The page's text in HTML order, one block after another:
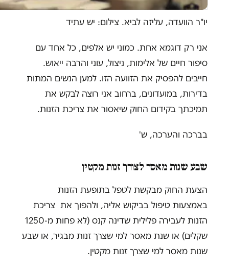
יו"ר הוועדה, עליזה לביא. צילום: יש עתיד
אני רק דוגמא אחת. כמוני יש אלפים, כל אחד עם
סיפור חיים של אלימות, ניצול, עוני והרבה ייאוש.
חייבים להפסיק את הזוועה הזו. למען הנשים המתות
בדירות, במועדונים, ברחוב אני רוצה לבקש את
תמיכתך בקידום החוק שיאסור את צריכת הזנות.
בברכה והערכה, ש'
שבע שנות מאסר לצורך זנות מקטין
הצעת החוק מבקשת לטפל בתופעת הזנות
באמצעות טיפול בביקוש אליה, ולהפוך את צריכת
הזנות לעבירה פלילית שדינה קנס (לא פחות מ-1250
שקלים) או שנת מאסר למי שצרך זנות מבגיר, או שבע
שנות מאסר למי שצרך זנות מקטין.